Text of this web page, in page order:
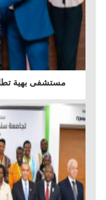
مستشفى بهية